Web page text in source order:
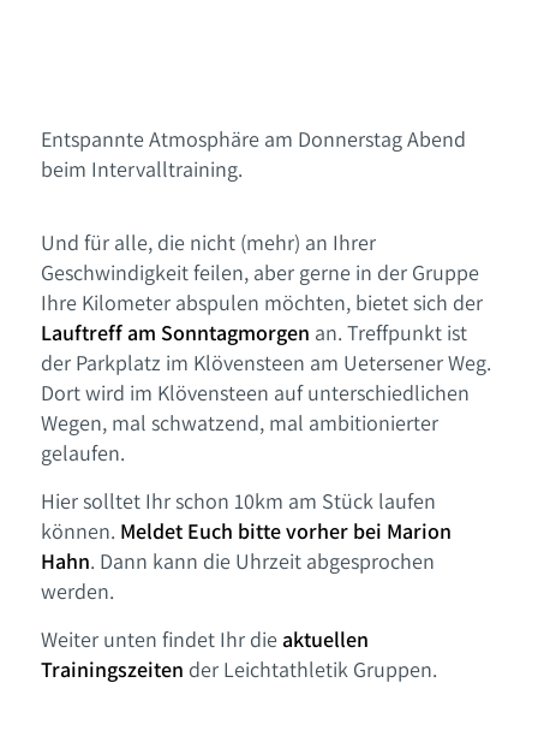
Entspannte Atmosphäre am Donnerstag Abend
beim Intervalltraining.
Und für alle, die nicht (mehr) an Ihrer
Geschwindigkeit feilen, aber gerne in der Gruppe
Ihre Kilometer abspulen möchten, bietet sich der
Lauftreff am Sonntagmorgen an. Treffpunkt ist
der Parkplatz im Klövensteen am Uetersener Weg.
Dort wird im Klövensteen auf unterschiedlichen
Wegen, mal schwatzend, mal ambitionierter
gelaufen.
Hier solltet Ihr schon 10km am Stück laufen
können. Meldet Euch bitte vorher bei Marion
Hahn. Dann kann die Uhrzeit abgesprochen
werden.
Weiter unten findet Ihr dieaktuellen
Trainingszeiten der Leichtathletik Gruppen.